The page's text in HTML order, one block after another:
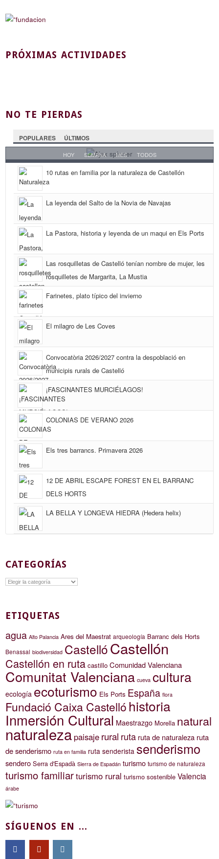
PRÓXIMAS ACTIVIDADES
NO TE PIERDAS
POPULARES ÚLTIMOS
HOY SEMANA MES TODOS
10 rutas en familia por la naturaleza de Castellón
La leyenda del Salto de la Novia de Navajas
La Pastora, historia y leyenda de un maqui en Els Ports
Las rosquilletas de Castelló tenían nombre de mujer, les
rosquilletes de Margarita, La Mustia
Farinetes, plato típico del invierno
El milagro de Les Coves
Convocatòria 2026/2027 contra la despoblació en
municipis rurals de Castelló
¡FASCINANTES MURCIÉLAGOS!
COLONIAS DE VERANO 2026
Els tres barrancs. Primavera 2026
12 DE ABRIL ESCAPE FOREST EN EL BARRANC
DELS HORTS
LA BELLA Y LONGEVA HIEDRA (Hedera helix)
CATEGORÍAS
Categorías
ETIQUETAS
agua Alto Palancia Ares del Maestrat arqueología Barranc dels Horts
Benassal biodiversidad CastellóCastellón
Castellón en ruta castillo Comunidad Valenciana
Comunitat Valenciana cueva cultura
ecología ecoturismo Els Ports España flora
Fundació Caixa Castellóhistoria
Inmersión Cultural Maestrazgo Morella natural
naturaleza paisaje rural ruta ruta de naturaleza ruta
de senderismo ruta en familia ruta senderista senderismo
sendero Serra d'Espadà Sierra de Espadán turismo turismo de naturaleza
turismo familiarturismo rural turismo sostenible Valencia
árabe
SÍGUENOS EN ...